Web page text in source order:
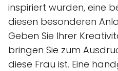
inspiriert wurden, eine
diesen besonderen
Geben Sie Ihrer
bringen Sie zum
diese Frau ist. Eine